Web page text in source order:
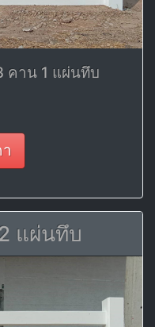
คาน 1 แผ่นทึบ
แผ่นทึบ